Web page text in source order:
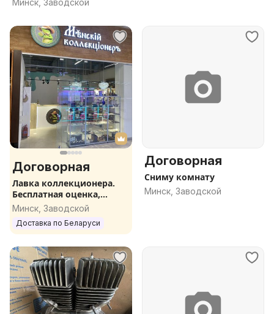
Минск, Заводской
Договорная
Лавка коллекционера.
Бесплатная оценка,
выкуп. Рудобельская 3-21
Минск, Заводской
Доставка по Беларуси
Договорная
Сниму комнату
Минск, Заводской